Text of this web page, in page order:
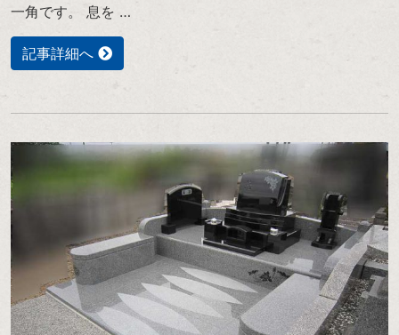
一角です。 息を …
記事詳細へ